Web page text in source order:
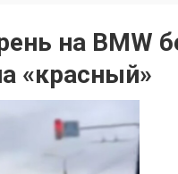
на BMW
«красный»